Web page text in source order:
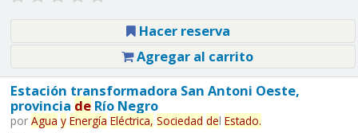
Hacer reserva
Agregar al carrito
Estación transformadora San Antoni Oeste,
provincia deRío Negro
por Agua y Energía Eléctrica, Sociedad del Estado.